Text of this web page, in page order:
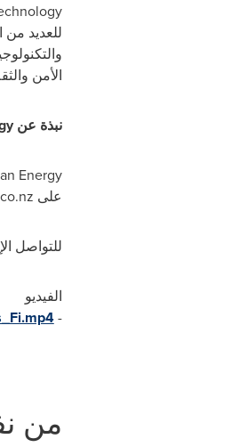
للعديد من
الأمن
نبذة عن
Energy
على
للتواصل
الفيديو
-
من